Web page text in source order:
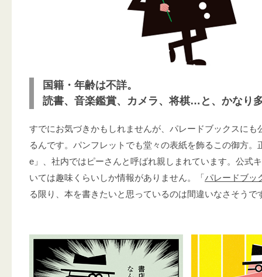
国籍・年齢は不詳。
読書、音楽鑑賞、カメラ、将棋…と、かなり
すでにお気づきかもしれませんが、パレードブックスにも
るんです。パンフレットでも堂々の表紙を飾るこの御方。
e」、社内ではピーさんと呼ばれ親しまれています。公式
いては趣味くらいしか情報がありません。「パレードブッ
る限り、本を書きたいと思っているのは間違いなさそうで